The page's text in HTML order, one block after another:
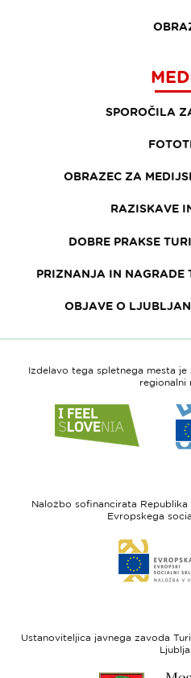
SPOROČILA
OBRAZEC ZA
RAZISKAVE
DOBRE PRAKSE
PRIZNANJA IN NAGRADE
OBJAVE O
Izdelavo tega spletnega mesta
regionalni
do
spletne
Slovenia
Naložbo sofinancirata
Evropskega
Ustanoviteljica javnega zavoda